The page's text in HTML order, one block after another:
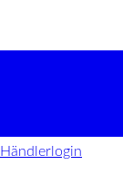
Händlerlogin